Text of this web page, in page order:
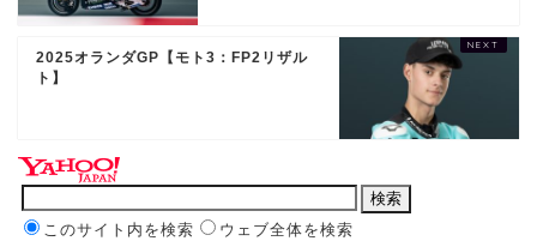
2025オランダGP【モト3：FP2リザル
ト】
このサイト内を検索 ウェブ全体を検索